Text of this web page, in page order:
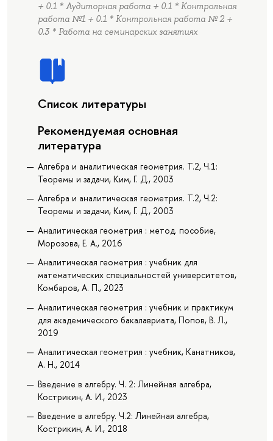
+ 0.1 * Аудиторная работа + 0.1 * Контрольная
работа №1 + 0.1 * Контрольная работа № 2 +
0.3 * Работа на семинарских занятиях
Список литературы
Рекомендуемая основная
литература
Алгебра и аналитическая геометрия. Т.2, Ч.1:
Теоремы и задачи, Ким, Г. Д., 2003
Алгебра и аналитическая геометрия. Т.2, Ч.2:
Теоремы и задачи, Ким, Г. Д., 2003
Аналитическая геометрия : метод. пособие,
Морозова, Е. А., 2016
Аналитическая геометрия : учебник для
математических специальностей университетов,
Комбаров, А. П., 2023
Аналитическая геометрия : учебник и практикум
для академического бакалавриата, Попов, В. Л.,
2019
Аналитическая геометрия : учебник, Канатников,
А. Н., 2014
Введение в алгебру. Ч. 2: Линейная алгебра,
Кострикин, А. И., 2023
Введение в алгебру. Ч.2: Линейная алгебра,
Кострикин, А. И., 2018